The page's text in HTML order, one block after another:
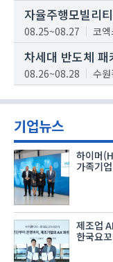
자율주행모빌리
08.25~08.27 코
차세대 반도체 패
08.26~08.28 수
기업뉴스
하이머
가족기
제조업
한국요